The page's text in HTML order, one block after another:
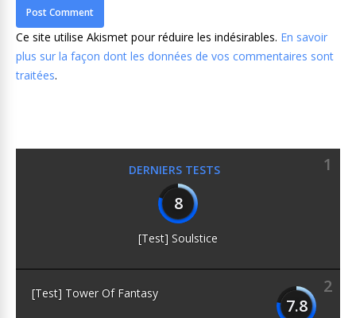
Ce site utilise Akismet pour réduire les indésirables. En savoir
plus sur la façon dont les données de vos commentaires sont
traitées.
DERNIERS TESTS
1
8
[Test] Soulstice
2
7.8
[Test] Tower Of Fantasy